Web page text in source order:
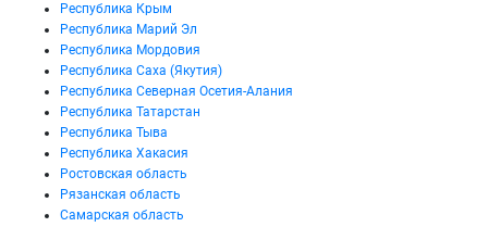
Республика Крым
Республика Марий Эл
Республика Мордовия
Республика Саха (Якутия)
Республика Северная Осетия-Алания
Республика Татарстан
Республика Тыва
Республика Хакасия
Ростовская область
Рязанская область
Самарская область